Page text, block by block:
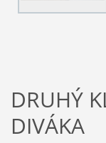
DRUHÝ
DIVÁKA